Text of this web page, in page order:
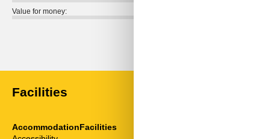
Value for money:
Facilities
AccommodationFacilities